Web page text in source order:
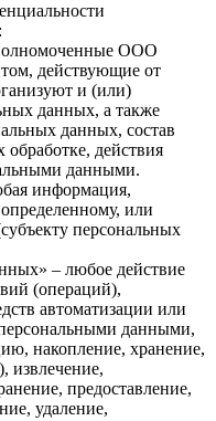
ООО
действующие от
и (или)
данных, а также
данных, состав
действия
данными.
информация,
или
персональных
– любое действие
(операций),
автоматизации или
персональными данными,
накопление, хранение,
извлечение,
предоставление,
удаление,